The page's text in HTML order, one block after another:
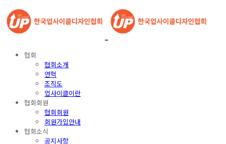
협회
협회소개
연혁
조직도
업사이클이란
협회회원
협회회원
회원가입안내
협회소식
공지사항